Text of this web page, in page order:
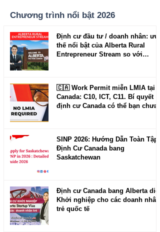
Chương trình nổi bật 2026
Định cư đầu tư / doanh nhân: ưu
thế nổi bật của Alberta Rural
Entrepreneur Stream so với
🇨🇦 Work Permit miễn LMIA tại
Canada: C10, ICT, C11. Bí quyết
định cư Canada có thể bạn chưa
SINP 2026: Hướng Dẫn Toàn Tập
Định Cư Canada bang
Saskatchewan
Định cư Canada bang Alberta diện
Khởi nghiệp cho các doanh nhân
trẻ quốc tế